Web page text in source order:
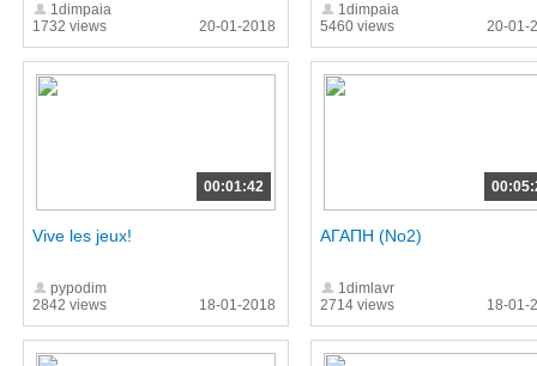
1732 views
1dimpaia
20-01-2018
5460 views
1dimpaia
20-01-
00:01:42
2842 views
Vive les jeux!
pypodim
18-01-2018
2714 views
ΑΓΑΠΗ (Νο2)
1dimlavr
18-01-